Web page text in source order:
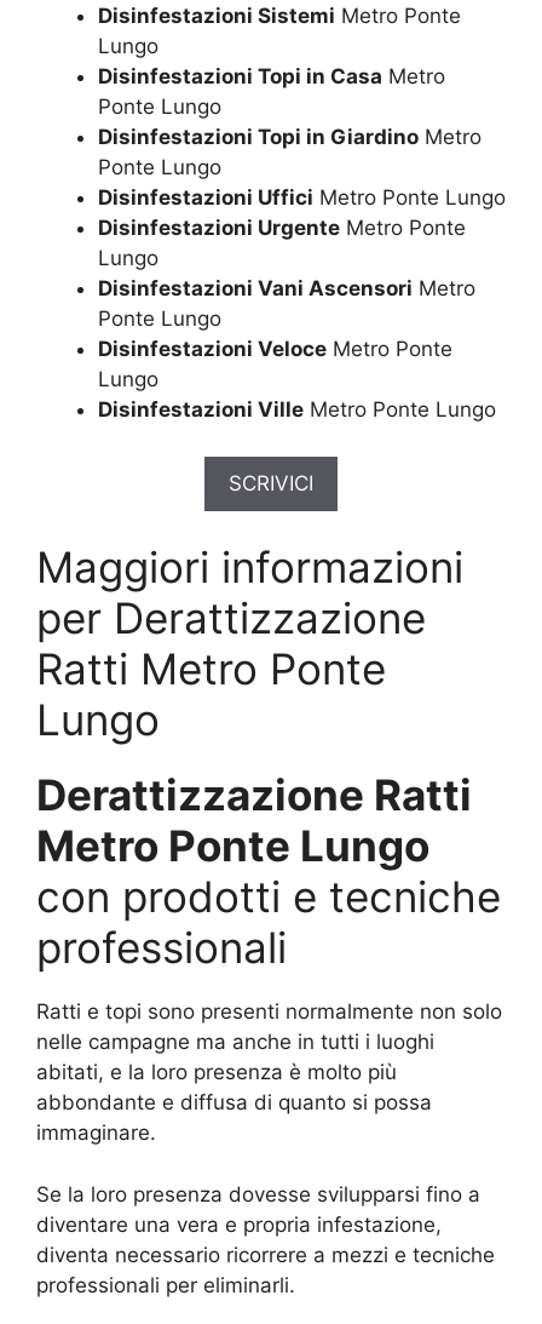
Disinfestazioni Sistemi Metro Ponte
Lungo
Disinfestazioni Topi in Casa Metro
Ponte Lungo
Disinfestazioni Topi in Giardino Metro
Ponte Lungo
Disinfestazioni Uffici Metro Ponte Lungo
Disinfestazioni Urgente Metro Ponte
Lungo
Disinfestazioni Vani Ascensori Metro
Ponte Lungo
Disinfestazioni Veloce Metro Ponte
Lungo
Disinfestazioni Ville Metro Ponte Lungo
SCRIVICI
Maggiori informazioni
per Derattizzazione
Ratti Metro Ponte
Lungo
Derattizzazione Ratti
Metro Ponte Lungo
con prodotti e tecniche
professionali
Ratti e topi sono presenti normalmente non solo
nelle campagne ma anche in tutti i luoghi
abitati, e la loro presenza è molto più
abbondante e diffusa di quanto si possa
immaginare.
Se la loro presenza dovesse svilupparsi fino a
diventare una vera e propria infestazione,
diventa necessario ricorrere a mezzi e tecniche
professionali per eliminarli.